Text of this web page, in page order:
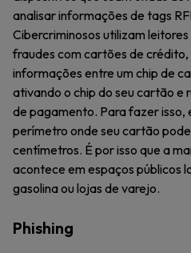
analisar informações de tags
Cibercriminosos utilizam
fraudes com cartões de
informações entre um chip de
ativando o chip do seu cartão e
de pagamento. Para fazer isso,
perímetro onde seu cartão
centímetros. É por isso que a
acontece em espaços públicos
gasolina ou lojas de varejo.
Phishing